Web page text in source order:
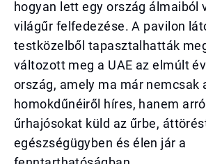
hogyan lett egy ország álmaiból
világűr felfedezése. A pavilon
testközelből tapasztalhatták
változott meg a UAE az elmúlt
ország, amely ma már nemcsak
homokdűnéiről híres, hanem
űrhajósokat küld az űrbe,
egészségügyben és élen jár a